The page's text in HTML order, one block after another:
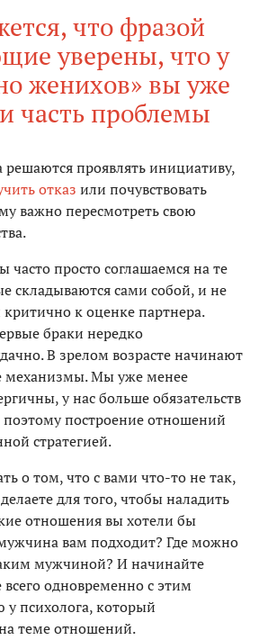
что фразой
уверены, что у
женихов» вы уже
часть проблемы
проявлять инициативу,
отказ или почувствовать
важно пересмотреть свою
просто соглашаемся на те
складываются сами собой, и не
к оценке партнера.
браки нередко
В зрелом возрасте начинают
механизмы. Мы уже менее
у нас больше обязательств
поэтому построение отношений
стратегией.
о том, что с вами что-то не так,
для того, чтобы наладить
отношения вы хотели бы
вам подходит? Где можно
мужчиной? И начинайте
всего одновременно с этим
у психолога, который
теме отношений.